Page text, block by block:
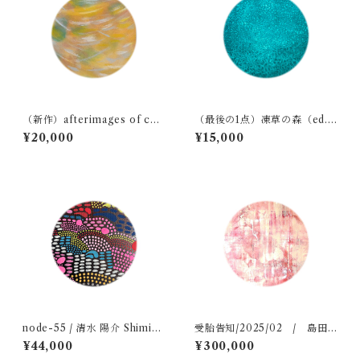
（新作）afterimages of cha
nge / 移ろいの残像
¥20,000
（最後の1点）凍草の森（ed.1
0） / 川田 祐子 Kawada Yuk
o
¥15,000
node-55 / 清水 陽介 Shimizu
Yosuke
¥44,000
受胎告知/2025/02 / 島田
豊実 Shimada Toyomi
¥300,000